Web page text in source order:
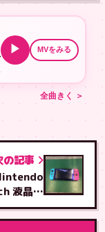
▶ MVをみる
全曲きく ＞
の記事
液晶交
換修理